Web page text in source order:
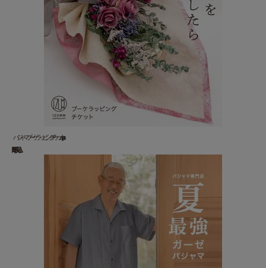
パジャマブーケラッピング チケット pajamaya ...
3,960 円(税込)